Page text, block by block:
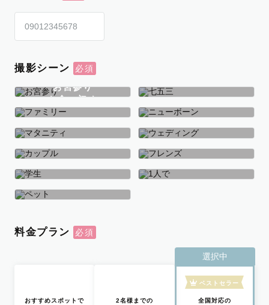
撮影シーン
お宮参り
お食い初め
七五三
ファミリー ニューボーン
マタニティ ウェディング
カップル フレンズ
学生
料金プラン
おすすめスポットで
2名様までの
選択中
ベストセラー
全国対応の